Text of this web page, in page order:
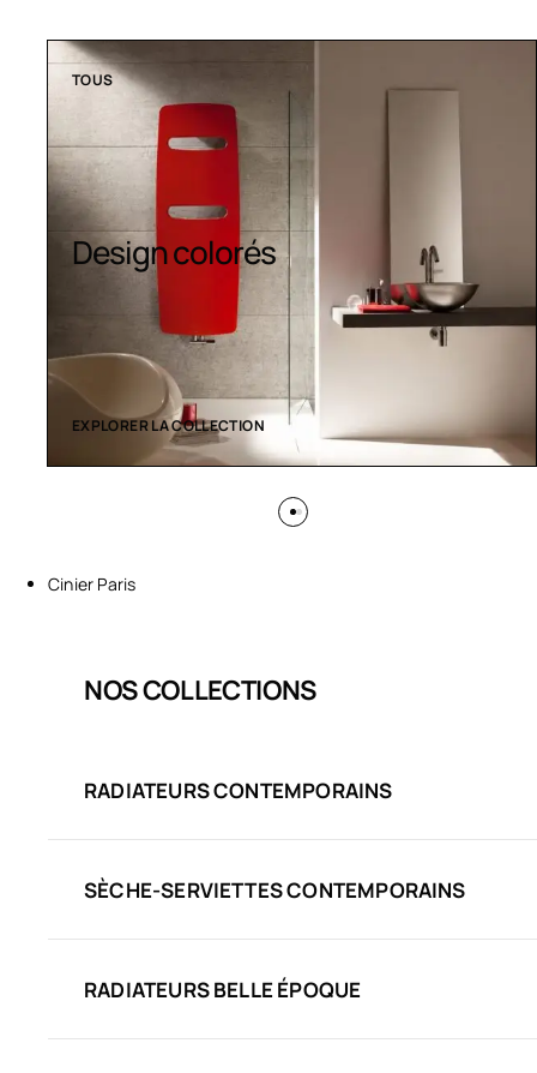
TOUS
Sèche-serviettes
contemporains
EXPLORER LA COLLECTION
Cinier Paris
NOS COLLECTIONS
RADIATEURS CONTEMPORAINS
SÈCHE-SERVIETTES CONTEMPORAINS
RADIATEURS BELLE ÉPOQUE